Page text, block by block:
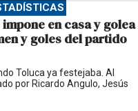
en casa y golea
y goles del partido
Toluca ya festejaba. Al
por Ricardo Angulo, Jesús